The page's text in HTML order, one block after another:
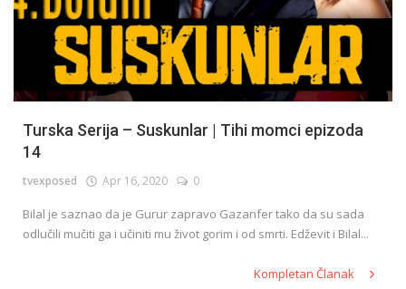
Turska Serija – Suskunlar | Tihi momci epizoda
14
tvexposed Apr 16, 2020 0
Bilal je saznao da je Gurur zapravo Gazanfer tako da su sada
odlučili mučiti ga i učiniti mu život gorim i od smrti. Edževit i Bilal...
Kompletan Članak